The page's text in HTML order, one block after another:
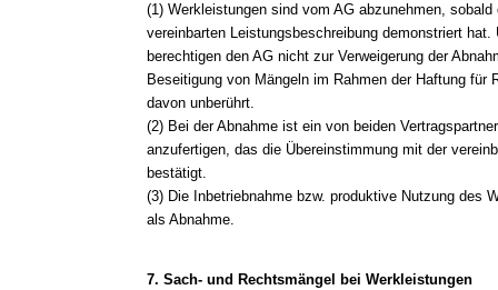
(1) Werkleistungen sind vom AG abzunehmen,
vereinbarten Leistungsbeschreibung demonstriert hat.
berechtigen den AG nicht zur Verweigerung der
Beseitigung von Mängeln im Rahmen der Haftung für
davon unberührt.
(2) Bei der Abnahme ist ein von beiden
anzufertigen, das die Übereinstimmung mit der
bestätigt.
(3) Die Inbetriebnahme bzw. produktive Nutzung des
als Abnahme.
7. Sach- und Rechtsmängel bei Werkleistungen